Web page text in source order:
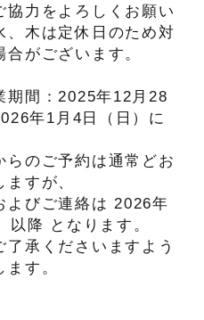
協力をよろしくお願い
、木は定休日のため対
がございます。
期間：2025年12月28
年1月4日（日）に
らのご予約は通常どお
すが、
よびご連絡は 2026年
以降 となります。
了承くださいますよう
す。